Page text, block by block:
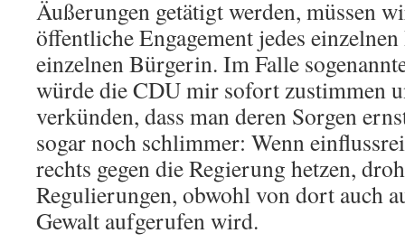
Äußerungen getätigt werden, müssen
öffentliche Engagement jedes
einzelnen Bürgerin. Im Falle
würde die CDU mir sofort zustimmen
verkünden, dass man deren Sorgen
sogar noch schlimmer: Wenn
rechts gegen die Regierung hetzen,
Regulierungen, obwohl von dort auch
Gewalt aufgerufen wird.